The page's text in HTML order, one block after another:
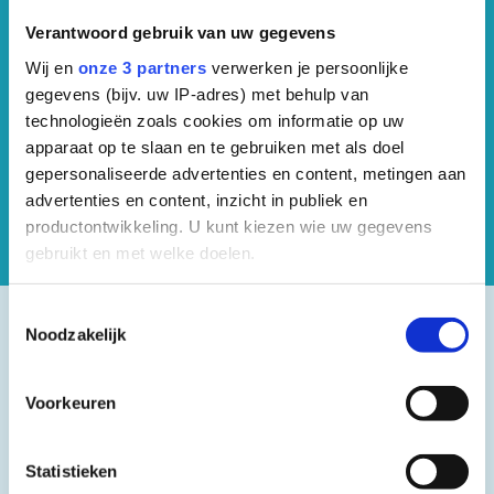
Verantwoord gebruik van uw gegevens
Wij en onze 3 partners verwerken je persoonlijke
gegevens (bijv. uw IP-adres) met behulp van
technologieën zoals cookies om informatie op uw
apparaat op te slaan en te gebruiken met als doel
gepersonaliseerde advertenties en content, metingen aan
advertenties en content, inzicht in publiek en
productontwikkeling. U kunt kiezen wie uw gegevens
gebruikt en met welke doelen.
Informatie verzamelen over uw geografische
Uw apparaat identificeren door het actief te
scannen op specifieke eigenschappen (fingerprinting)
verwerkt en stel uw voorkeuren in het
detailgedeelte in.
Noodzakelijk
Voorkeuren
Statistieken
bovenbeenklachten